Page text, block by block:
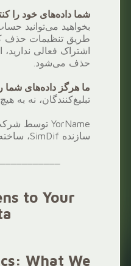
شما داده‌های خود را
بخواهید می‌توانید
طریق تنظیمات حذف
اشتراک فعالی
حذف می‌شود.
ما هرگز داده‌های شما
تبلیغ‌کنندگان، نه به
سازنده SimDif، ساخته شده است.
to Your
What We